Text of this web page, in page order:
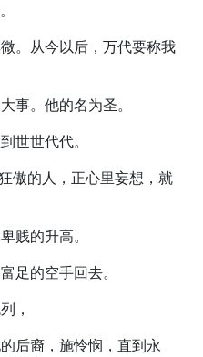
。从今以后，万代要称我
事。他的名为圣。
世世代代。
傲的人，正心里妄想，就
贱的升高。
足的空手回去。
，
后裔，施怜悯，直到永